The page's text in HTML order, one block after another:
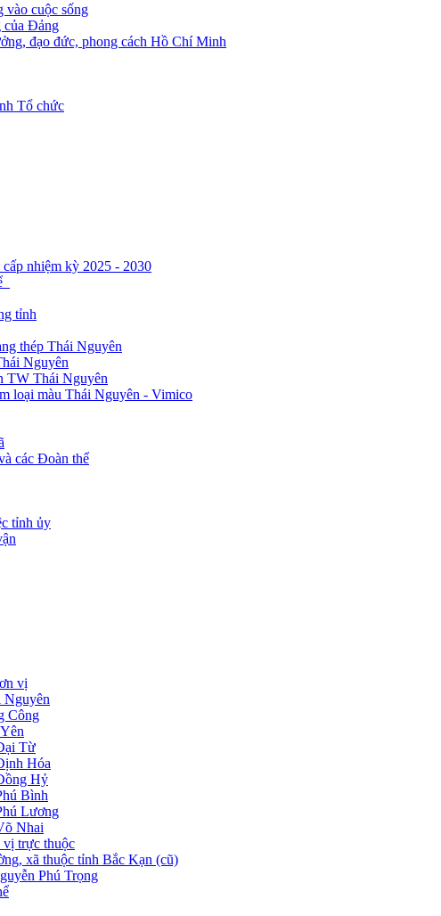
cuộc sống
của Đảng
đạo đức, phong cách Hồ Chí Minh
Tổ chức
nhiệm kỳ 2025 - 2030
tỉnh
thép Thái Nguyên
Nguyên
TW Thái Nguyên
loại màu Thái Nguyên - Vimico
các Đoàn thể
tỉnh ủy
vị
Nguyên
Công
Từ
Hóa
Hỷ
Bình
Lương
Nhai
trực thuộc
xã thuộc tỉnh Bắc Kạn (cũ)
Phú Trọng